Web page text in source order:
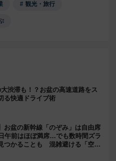
観光・旅行
渋滞も！？お盆の高速道路をス
る快適ドライブ術
お盆の新幹線「のぞみ」は自由席
午前はほぼ満席…でも数時間ズラ
つかることも 混雑避ける「空